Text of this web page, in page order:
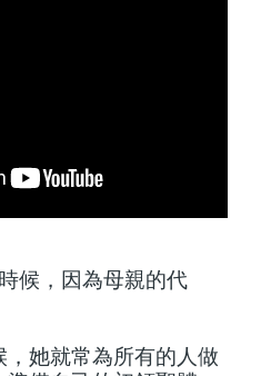
候，因為母親的代
她就常為所有的人做